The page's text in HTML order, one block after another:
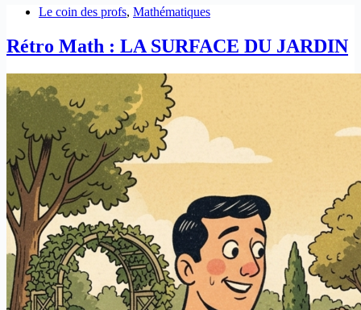
Le coin des profs, Mathématiques
Rétro Math : LA SURFACE DU JARDIN